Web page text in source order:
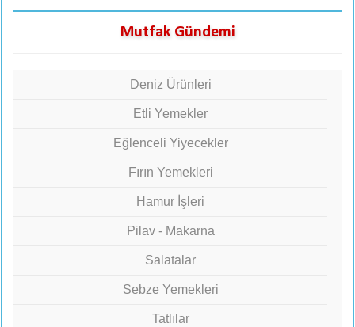
Mutfak Gündemi
Deniz Ürünleri
Etli Yemekler
Eğlenceli Yiyecekler
Fırın Yemekleri
Hamur İşleri
Pilav - Makarna
Salatalar
Sebze Yemekleri
Tatlılar